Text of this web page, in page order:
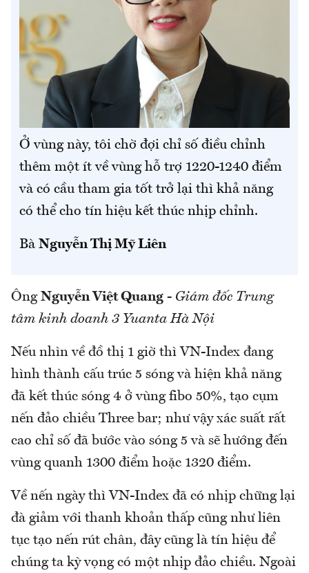
Ở vùng này, tôi chờ đợi chỉ số điều chỉnh
thêm một ít về vùng hỗ trợ 1220-1240 điểm
và có cầu tham gia tốt trở lại thì khả năng
có thể cho tín hiệu kết thúc nhịp chỉnh.
Bà Nguyễn Thị Mỹ Liên
Ông Nguyễn Việt Quang - Giám đốc Trung
tâm kinh doanh 3 Yuanta Hà Nội
Nếu nhìn về đồ thị 1 giờ thì VN-Index đang
hình thành cấu trúc 5 sóng và hiện khả năng
đã kết thúc sóng 4 ở vùng fibo 50%, tạo cụm
nến đảo chiều Three bar; như vậy xác suất rất
cao chỉ số đã bước vào sóng 5 và sẽ hướng đến
vùng quanh 1300 điểm hoặc 1320 điểm.
Về nến ngày thì VN-Index đã có nhịp chững lại
đà giảm với thanh khoản thấp cũng như liên
tục tạo nến rút chân, đây cũng là tín hiệu để
chúng ta kỳ vọng có một nhịp đảo chiều. Ngoài